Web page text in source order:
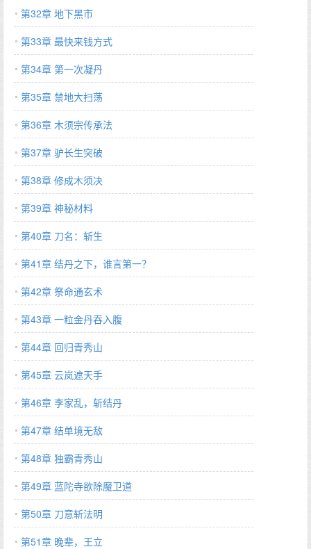
第32章 地下黑市
第33章 最快来钱方式
第34章 第一次凝丹
第35章 禁地大扫荡
第36章 木须宗传承法
第37章 驴长生突破
第38章 修成木须决
第39章 神秘材料
第40章 刀名：斩生
第41章 结丹之下，谁言第一？
第42章 祭命通玄术
第43章 一粒金丹吞入腹
第44章 回归青秀山
第45章 云岚遮天手
第46章 李家乱，斩结丹
第47章 结单境无敌
第48章 独霸青秀山
第49章 蓝陀寺欲除魔卫道
第50章 刀意斩法明
第51章 晚辈，王立